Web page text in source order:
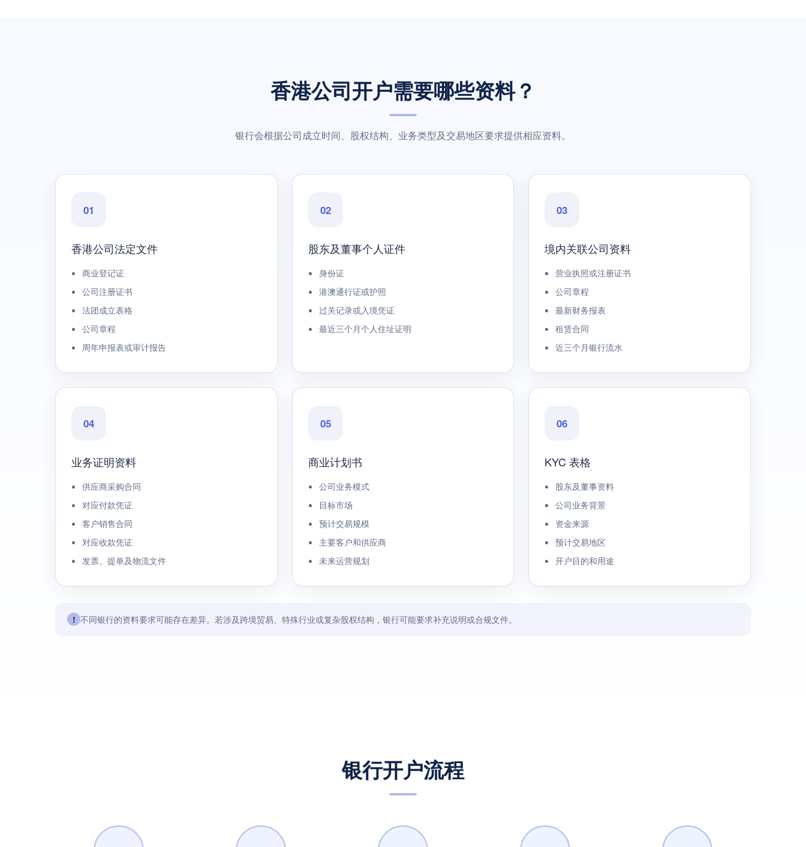
香港公司开户需要哪些资料？
银行会根据公司成立时间、股权结构、业务类型及交易地区要求提供相应资料。
01
香港公司法定文件
商业登记证
公司注册证书
法团成立表格
公司章程
周年申报表或审计报告
02
股东及董事个人证件
身份证
港澳通行证或护照
过关记录或入境凭证
最近三个月个人住址证明
03
境内关联公司资料
营业执照或注册证书
公司章程
最新财务报表
租赁合同
近三个月银行流水
04
业务证明资料
供应商采购合同
对应付款凭证
客户销售合同
对应收款凭证
发票、提单及物流文件
05
商业计划书
公司业务模式
目标市场
预计交易规模
主要客户和供应商
未来运营规划
06
KYC 表格
股东及董事资料
公司业务背景
资金来源
预计交易地区
开户目的和用途
! 不同银行的资料要求可能存在差异。若涉及跨境贸易、特殊行业或复杂股权结构，银行可能要求补充说明或合规文件。
银行开户流程